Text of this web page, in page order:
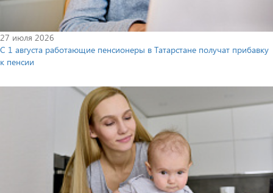
27 июля 2026
С 1 августа работающие пенсионеры в Татарстане получат прибавку
к пенсии